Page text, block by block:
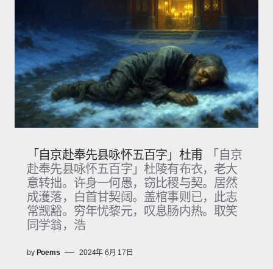
「自京赴奉先县咏怀五百字」杜甫
「自京
赴奉先县咏怀五百字」杜陵有布衣，老大
意转拙。许身一何愚，窃比稷与契。居然
成濩落，白首甘契阔。盖棺事则已，此志
常觊豁。穷年忧黎元，叹息肠内热。取笑
同学翁，浩
by Poems 2024年 6月 17日